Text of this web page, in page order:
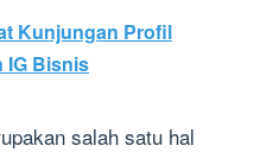
Kunjungan Profil
IG Bisnis
salah satu hal